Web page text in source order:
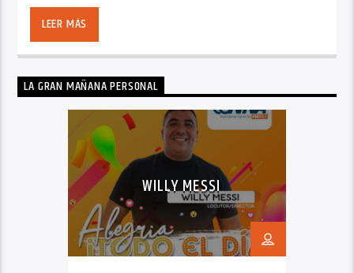
LEER MÁS
LA GRAN MAÑANA PERSONAL
WILLY MESSI